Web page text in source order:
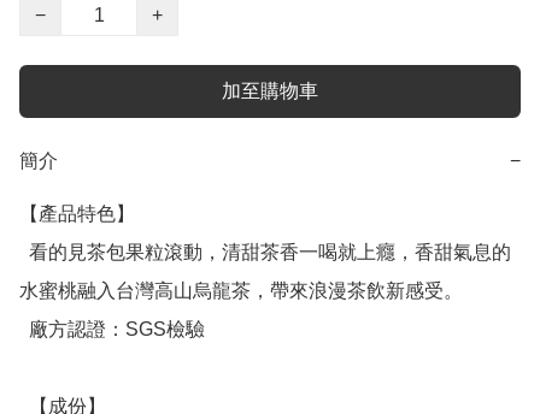
−
+
加至購物車
簡介 −
【產品特色】
水蜜桃融入台灣高山烏龍茶，帶來浪漫茶飲新感受。